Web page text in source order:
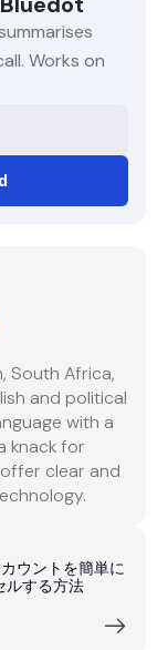
Works on
South Africa,
and political
with a
knack for
clear and
ウントを簡単に
ルする方法